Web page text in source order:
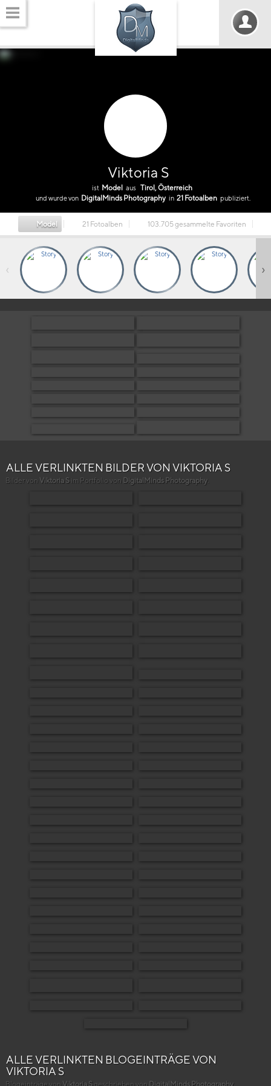
Viktoria S
ist Model aus Tirol, Österreich
und wurde von DigitalMinds Photography in 21 Fotoalben publiziert.
Model 21 Fotoalben 103.705 gesammelte Favoriten
‹ ›
ALLE VERLINKTEN BILDER VON VIKTORIA S
Bilder von Viktoria S im Portfolio von DigitalMinds Photography.
ALLE VERLINKTEN BLOGEINTRÄGE VON
VIKTORIA S
Blogeinträge von Viktoria S geschrieben von DigitalMinds Photography